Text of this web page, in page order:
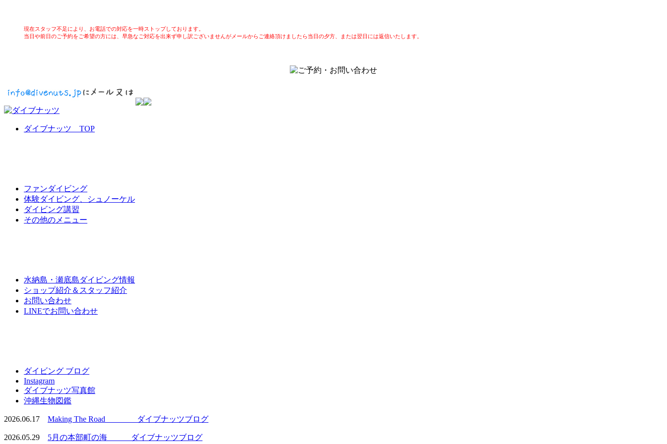
現在スタッフ不足により、お電話での対応を一時ストップしております。
当日や前日のご予約をご希望の方には、早急なご対応を出来ず申し訳ございませんがメールからご連絡頂けましたら当日の夕方、または翌日には返信いたします。
ダイブナッツ TOP
ファンダイビング
体験ダイビング、シュノーケル
ダイビング講習
その他のメニュー
水納島・瀬底島ダイビング情報
ショップ紹介＆スタッフ紹介
お問い合わせ
LINEでお問い合わせ
ダイビング ブログ
Instagram
ダイブナッツ写真館
沖縄生物図鑑
2026.06.17 Making The Road ダイブナッツブログ
2026.05.29 5月の本部町の海 ダイブナッツブログ